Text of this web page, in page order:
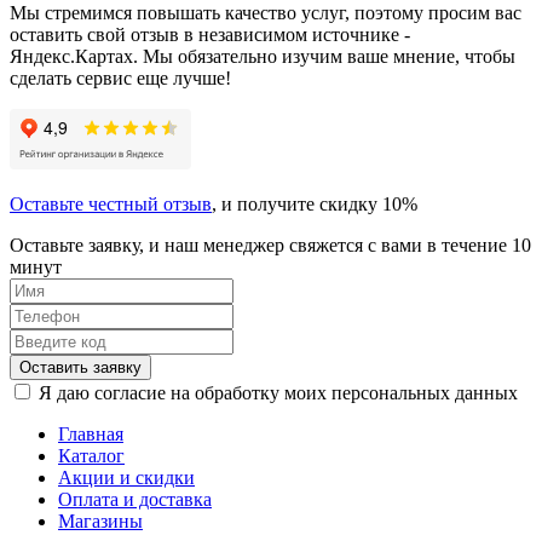
Мы стремимся повышать качество услуг, поэтому просим вас
оставить свой отзыв в независимом источнике -
Яндекс.Картах. Мы обязательно изучим ваше мнение, чтобы
сделать сервис еще лучше!
Оставьте честный отзыв, и получите скидку 10%
Оставьте заявку, и наш менеджер свяжется с вами в течение 10
минут
Оставить заявку
Я даю согласие на обработку моих персональных данных
Главная
Каталог
Акции и скидки
Оплата и доставка
Магазины